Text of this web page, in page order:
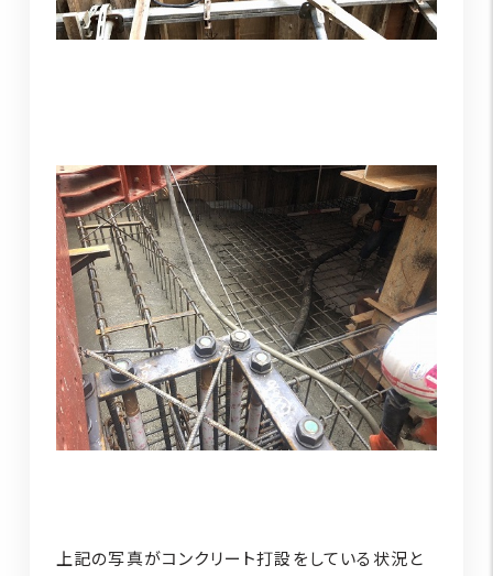
上記の写真がコンクリート打設をしている状況と